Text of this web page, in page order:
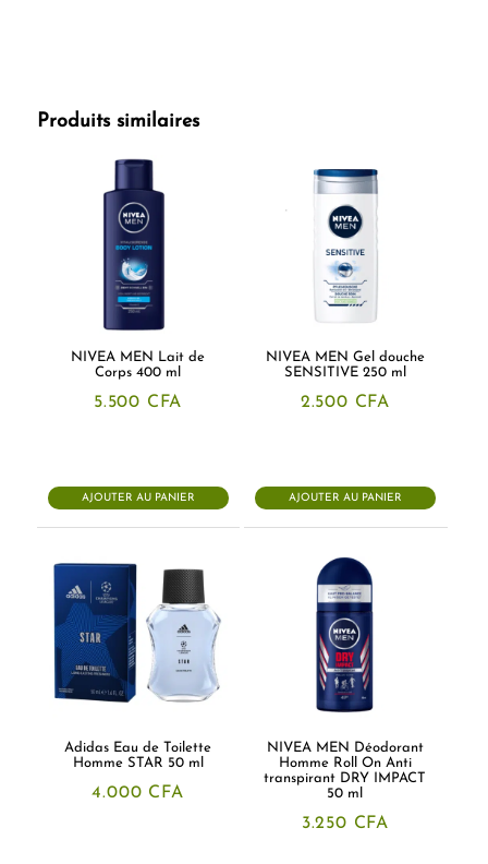
Produits similaires
NIVEA MEN Lait de
Corps 400 ml
5.500 CFA
AJOUTER AU PANIER
NIVEA MEN Gel douche
SENSITIVE 250 ml
2.500 CFA
AJOUTER AU PANIER
Adidas Eau de Toilette
Homme STAR 50 ml
4.000 CFA
NIVEA MEN Déodorant
Homme Roll On Anti
transpirant DRY IMPACT
50 ml
3.250 CFA